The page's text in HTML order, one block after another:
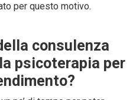
per questo motivo.
consulenza
psicoterapia per